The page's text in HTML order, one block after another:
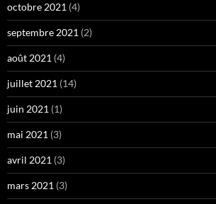
octobre 2021 (4)
septembre 2021 (2)
août 2021 (4)
juillet 2021 (14)
juin 2021 (1)
mai 2021 (3)
avril 2021 (3)
mars 2021 (3)